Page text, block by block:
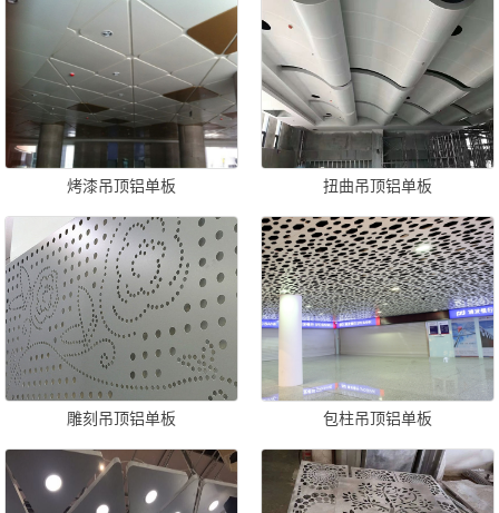
烤漆吊顶铝单板 扭曲吊顶铝单板
雕刻吊顶铝单板 包柱吊顶铝单板